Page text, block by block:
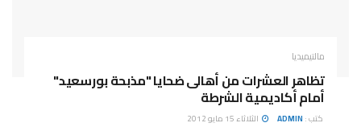
مالتيميديا
تظاهر العشرات من أهالى ضحايا "مذبحة بورسعيد"
أمام أكاديمية الشرطة
كتب : ADMIN الثلاثاء 15 مايو 2012